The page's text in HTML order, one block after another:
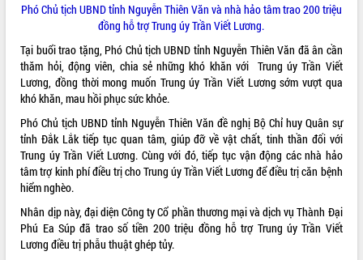
VIDEO
Phó Chủ tịch UBND tỉnh Nguyễn Thiên Văn và nhà hảo tâm trao 200 triệu
đồng hỗ trợ Trung úy Trần Viết Lương.
Tại buổi trao tặng, Phó Chủ tịch UBND tỉnh Nguyễn Thiên Văn đã ân cần
thăm hỏi, động viên, chia sẻ những khó khăn với Trung úy Trần Viết
Lương, đồng thời mong muốn Trung úy Trần Viết Lương sớm vượt qua
khó khăn, mau hồi phục sức khỏe.
Phó Chủ tịch UBND tỉnh Nguyễn Thiên Văn đề nghị Bộ Chỉ huy Quân sự
tỉnh Đắk Lắk tiếp tục quan tâm, giúp đỡ về vật chất, tinh thần đối với
Trung úy Trần Viết Lương. Cùng với đó, tiếp tục vận động các nhà hảo
tâm trợ kinh phí điều trị cho Trung úy Trần Viết Lương để điều trị căn bệnh
hiểm nghèo.
Nhân dịp này, đại diện Công ty Cổ phần thương mại và dịch vụ Thành Đại
Phú Ea Súp đã trao số tiền 200 triệu đồng hỗ trợ Trung úy Trần Viết
Lương điều trị phẫu thuật ghép tủy.